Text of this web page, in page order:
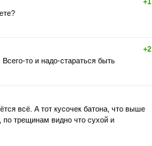
+2
то и надо-стараться быть
всё. А тот кусочек батона, что выше
трещинам видно что сухой и